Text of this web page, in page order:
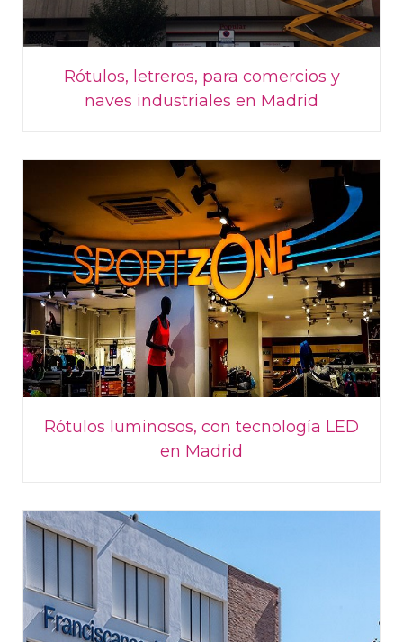
Rótulos, letreros, para comercios y
naves industriales en Madrid
Rótulos luminosos, con tecnología LED
en Madrid